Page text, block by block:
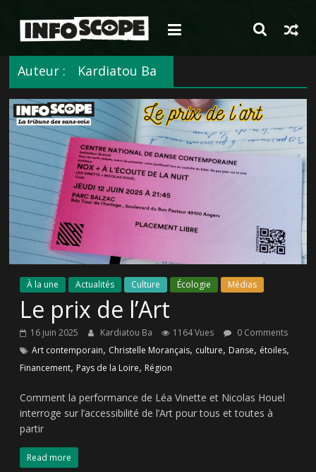
contenu
Auteur : Kardiatou Ba
À la une Actualités Culture Écologie Médias
Le prix de l’Art
16 juin 2025 Kardiatou Ba 1164 Vues
0 Comments
Art contemporain, Christelle Morançais, culture, Danse, étoiles,
Financement, Pays de la Loire, Région
Comment la performance de Léa Vinette et Nicolas Houel
interroge sur l’accessibilité de l’Art pour tous et toutes à
partir
Read more